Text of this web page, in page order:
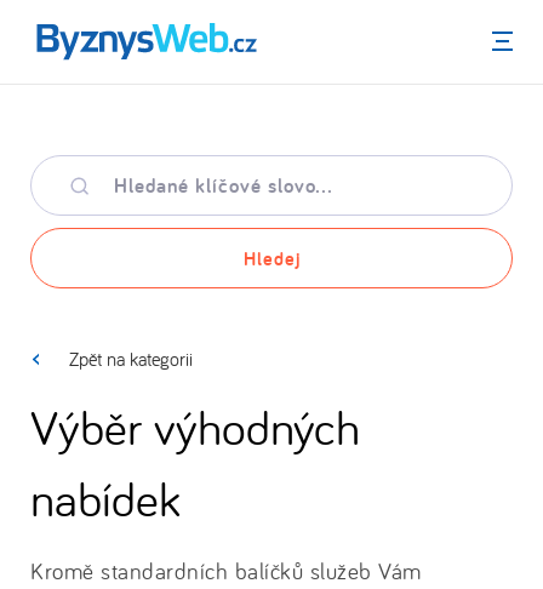
Menu
Hledané
klíčové
slovo
Hledej
Zpět na kategorii
Výběr výhodných
nabídek
Kromě standardních balíčků služeb Vám